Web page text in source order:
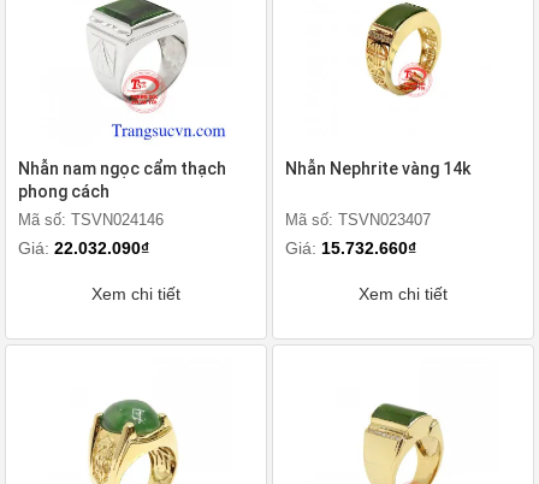
Nhẫn nam ngọc cẩm thạch
phong cách
Mã số: TSVN024146
Giá: 22.032.090₫
Xem chi tiết
Nhẫn Nephrite vàng 14k
Mã số: TSVN023407
Giá: 15.732.660₫
Xem chi tiết